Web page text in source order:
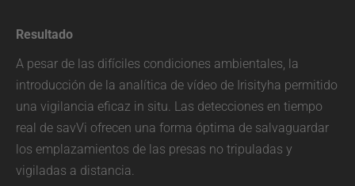
Resultado
A pesar de las difíciles condiciones ambientales, la
introducción de la analítica de vídeo de Irisityha permitido
una vigilancia eficaz in situ. Las detecciones en tiempo
real de savVi ofrecen una forma óptima de salvaguardar
los emplazamientos de las presas no tripuladas y
vigiladas a distancia.